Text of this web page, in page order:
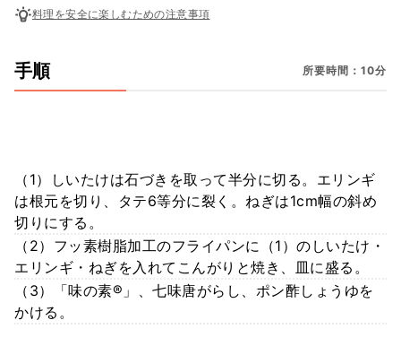
料理を安全に楽しむための注意事項
手順 所要時間：10分
（1）しいたけは石づきを取って半分に切る。エリンギ
は根元を切り、タテ6等分に裂く。ねぎは1cm幅の斜め
切りにする。
（2）フッ素樹脂加工のフライパンに（1）のしいたけ・
エリンギ・ねぎを入れてこんがりと焼き、皿に盛る。
（3）「味の素®」、七味唐がらし、ポン酢しょうゆを
かける。